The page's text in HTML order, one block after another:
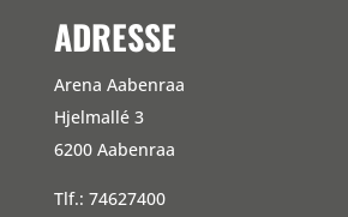
ADRESSE
Arena Aabenraa
Hjelmallé 3
6200 Aabenraa
Tlf.: 74627400